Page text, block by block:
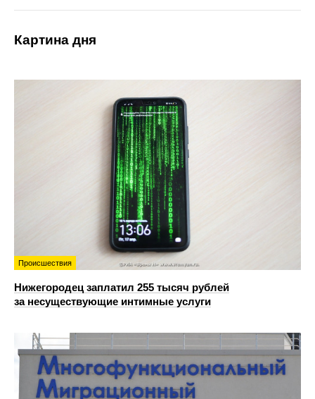
Картина дня
Происшествия
Нижегородец заплатил 255 тысяч рублей
за несуществующие интимные услуги